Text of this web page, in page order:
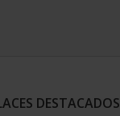
DESTACADOS